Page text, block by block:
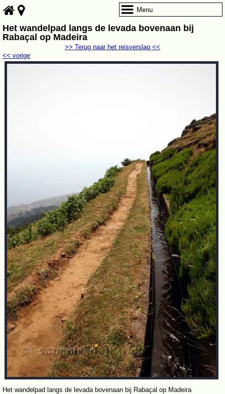
Het wandelpad langs de levada bovenaan bij
Rabaçal op Madeira
<< vorige
>> Terug naar het reisverslag <<
Het wandelpad langs de levada bovenaan bij Rabaçal op Madeira
Menu